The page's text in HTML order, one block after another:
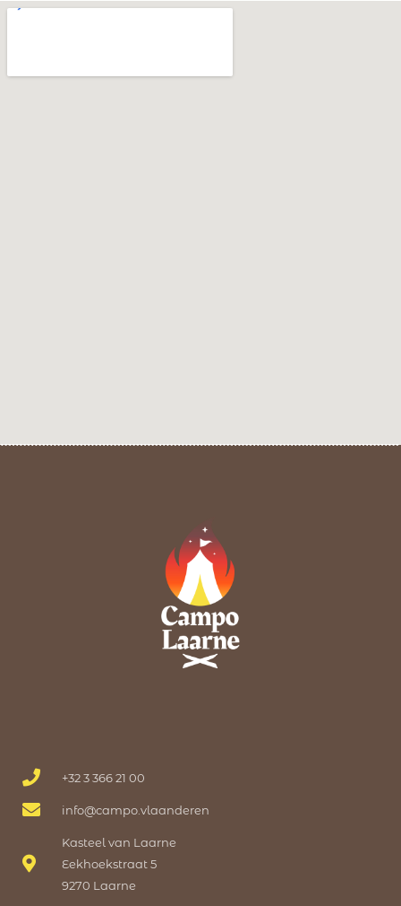
+32 3 366 21 00
info@campo.vlaanderen
Kasteel van Laarne
Eekhoekstraat 5
9270 Laarne